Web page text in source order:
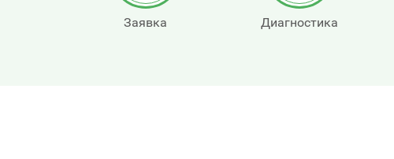
Заявка Диагностика